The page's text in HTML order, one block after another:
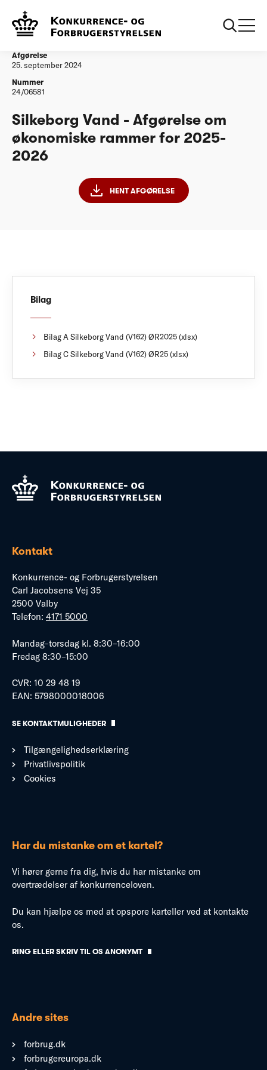
Vandtilsyn
rammer for 2025-2026
Afgørelse
25. september 2024
Nummer
24/06581
Silkeborg Vand - Afgørelse om
økonomiske rammer for 2025-
2026
HENT AFGØRELSE
Bilag
Bilag A Silkeborg Vand (V162) ØR2025 (xlsx)
Bilag C Silkeborg Vand (V162) ØR25 (xlsx)
Kontakt
Konkurrence- og Forbrugerstyrelsen
Carl Jacobsens Vej 35
2500 Valby
Telefon: 4171 5000
Mandag–torsdag kl. 8:30–16:00
Fredag 8:30–15:00
CVR: 10 29 48 19
EAN: 5798000018006
SE KONTAKTMULIGHEDER
Tilgængelighedserklæring
Privatlivspolitik
Cookies
Har du mistanke om et kartel?
Vi hører gerne fra dig, hvis du har mistanke om
overtrædelser af konkurrenceloven.
Du kan hjælpe os med at opspore karteller ved at kontakte
os.
RING ELLER SKRIV TIL OS ANONYMT
Andre sites
forbrug.dk
forbrugereuropa.dk